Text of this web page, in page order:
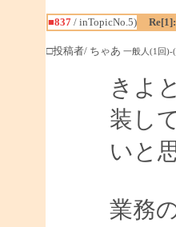
■837/ inTopicNo.5)
□投稿者/ ちゃあ 一般人(1回)-
きよ
装し
いと
業務